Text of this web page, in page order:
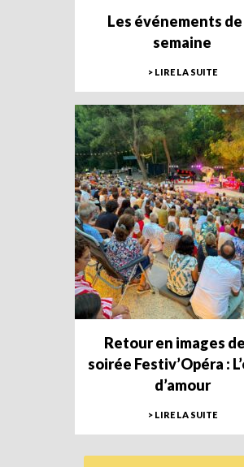
Les événements de
semaine
> LIRE LA SUITE
Retour en images
soirée Festiv’Opéra :
d’amour
> LIRE LA SUITE